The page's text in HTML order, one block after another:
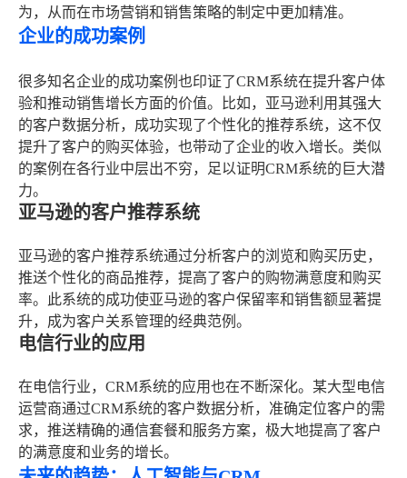
为，从而在市场营销和销售策略的制定中更加精准。
企业的成功案例
很多知名企业的成功案例也印证了CRM系统在提升客户体
验和推动销售增长方面的价值。比如，亚马逊利用其强大
的客户数据分析，成功实现了个性化的推荐系统，这不仅
提升了客户的购买体验，也带动了企业的收入增长。类似
的案例在各行业中层出不穷，足以证明CRM系统的巨大潜
力。
亚马逊的客户推荐系统
亚马逊的客户推荐系统通过分析客户的浏览和购买历史，
推送个性化的商品推荐，提高了客户的购物满意度和购买
率。此系统的成功使亚马逊的客户保留率和销售额显著提
升，成为客户关系管理的经典范例。
电信行业的应用
在电信行业，CRM系统的应用也在不断深化。某大型电信
运营商通过CRM系统的客户数据分析，准确定位客户的需
求，推送精确的通信套餐和服务方案，极大地提高了客户
的满意度和业务的增长。